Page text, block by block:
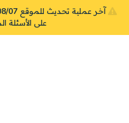
آخر عملية تحديث للموقع 2026/08/
على الأسئلة